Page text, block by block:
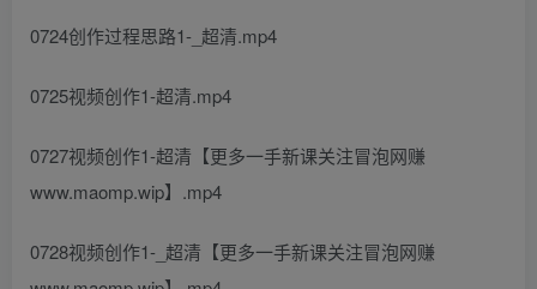
0724创作过程思路1-_超清.mp4
0725视频创作1-超清.mp4
0727视频创作1-超清【更多一手新课关注冒泡网赚
www.maomp.wip】.mp4
0728视频创作1-_超清【更多一手新课关注冒泡网赚